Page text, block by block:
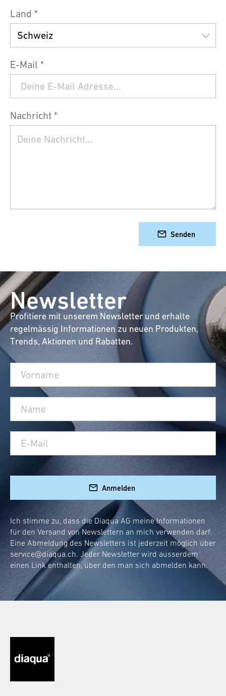
Land *
E-Mail *
Nachricht *
Senden
Newsletter
Profitiere mit unserem Newsletter und erhalte
regelmässig Informationen zu neuen Produkten,
Trends, Aktionen und Rabatten.
Anmelden
Ich stimme zu, dass die Diaqua AG meine Informationen
für den Versand von Newslettern an mich verwenden darf.
Eine Abmeldung des Newsletters ist jederzeit möglich über
service@diaqua.ch. Jeder Newsletter wird ausserdem
einen Link enthalten, über den man sich abmelden kann.